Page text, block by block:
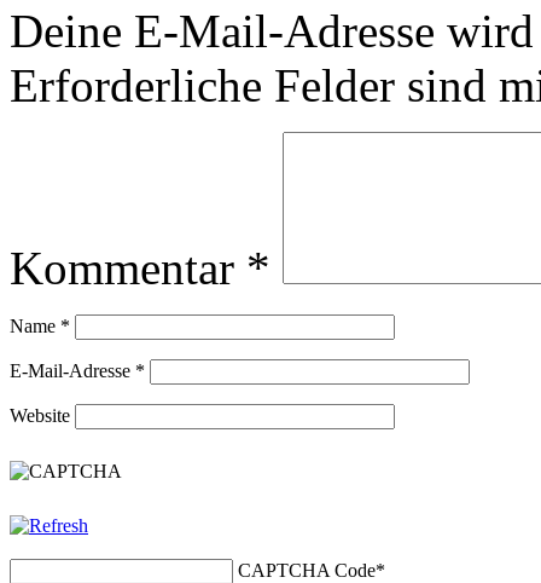
Deine E-Mail-Adresse
Erforderliche Felder sind
Kommentar *
Name *
E-Mail-Adresse *
Website
CAPTCHA Code*